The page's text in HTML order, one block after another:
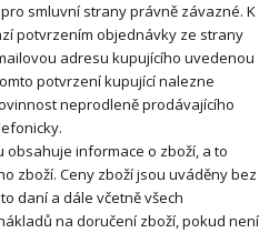
smluvní strany právně závazné. K
potvrzením objednávky ze strany
adresu kupujícího uvedenou
potvrzení kupující nalezne
neprodleně prodávajícího
informace o zboží, a to
zboží. Ceny zboží jsou uváděny bez
daní a dále včetně všech
na doručení zboží, pokud není